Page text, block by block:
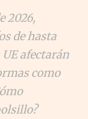
2026,
de hasta
UE afectarán
como